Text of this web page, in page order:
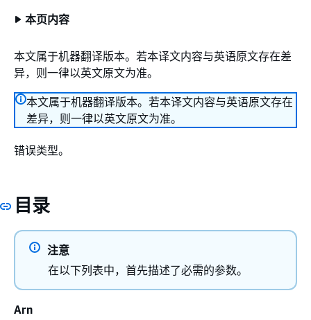
本页内容
本文属于机器翻译版本。若本译文内容与英语原文存在差
异，则一律以英文原文为准。
本文属于机器翻译版本。若本译文内容与英语原文存在
差异，则一律以英文原文为准。
错误类型。
目录
注意
在以下列表中，首先描述了必需的参数。
Arn